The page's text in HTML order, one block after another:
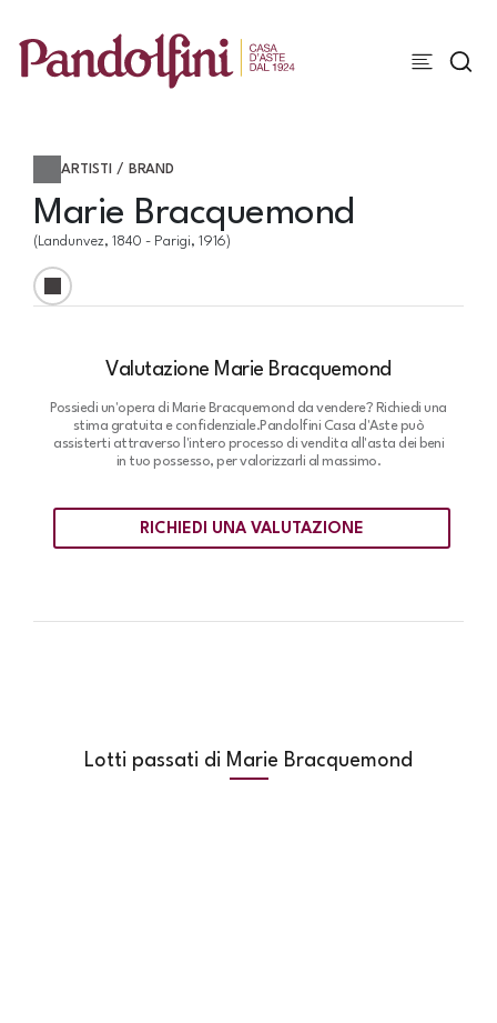
ARTISTI / BRAND
Marie Bracquemond
(Landunvez, 1840 - Parigi, 1916)
Valutazione Marie Bracquemond
Possiedi un'opera di Marie Bracquemond da vendere? Richiedi una
stima gratuita e confidenziale.Pandolfini Casa d'Aste può
assisterti attraverso l'intero processo di vendita all'asta dei beni
in tuo possesso, per valorizzarli al massimo.
RICHIEDI UNA VALUTAZIONE
Lotti passati di Marie Bracquemond